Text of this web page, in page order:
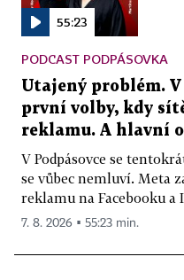
55:23
PODCAST PODPÁSOVKA
Utajený problém.
první volby, kdy
reklamu. A hlavní
V Podpásovce se
se vůbec nemluví. Meta
reklamu na Facebooku a
7. 8. 2026 ▪ 55:23 min.